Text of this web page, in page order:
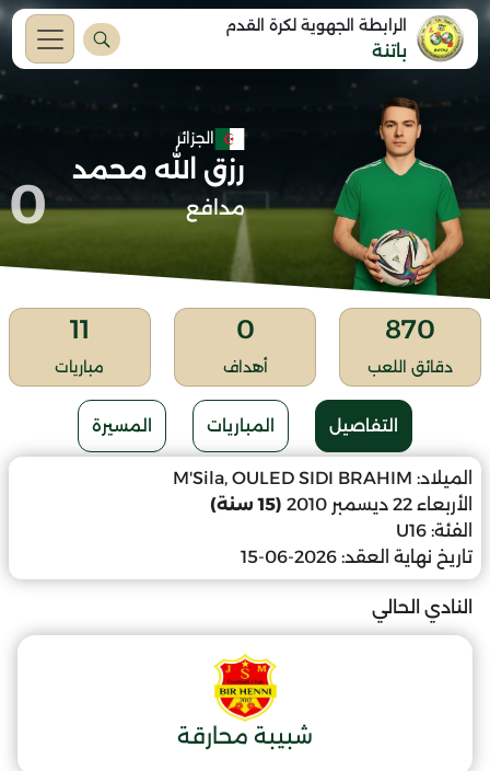
الرابطة الجهوية لكرة القدم
باتنة
الجزائر
رزق الله محمد
مدافع 0
870
دقائق اللعب
0
أهداف
11
مباريات
التفاصيل المباريات المسيرة
الميلاد: M'Sila, OULED SIDI BRAHIM
الأربعاء 22 ديسمبر 2010
(15 سنة)
الفئة: U16
تاريخ نهاية العقد: 2026-06-15
النادي الحالي
شبيبة محارقة